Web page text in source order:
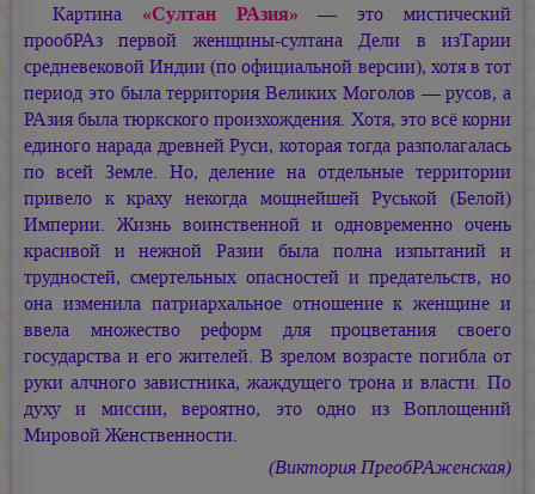
Картина «Султан РАзия» — это мистический
прообРАз первой женщины-султана Дели в изТарии
средневековой Индии (по официальной версии), хотя в тот
период это была территория Великих Моголов — русов, а
РАзия была тюркского произхождения. Хотя, это всё корни
единого нарада древней Руси, которая тогда разполагалась
по всей Земле. Но, деление на отдельные территории
привело к краху некогда мощнейшей Руськой (Белой)
Империи. Жизнь воинственной и одновременно очень
красивой и нежной Разии была полна изпытаний и
трудностей, смертельных опасностей и предательств, но
она изменила патриархальное отношение к женщине и
ввела множество реформ для процветания своего
государства и его жителей. В зрелом возрасте погибла от
руки алчного завистника, жаждущего трона и власти. По
духу и миссии, вероятно, это одно из Воплощений
Мировой Женственности.
(Виктория ПреобРАженская)